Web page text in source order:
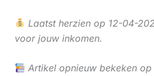
Laatst herzien op 12-04-
voor jouw inkomen.
Artikel opnieuw bekeken